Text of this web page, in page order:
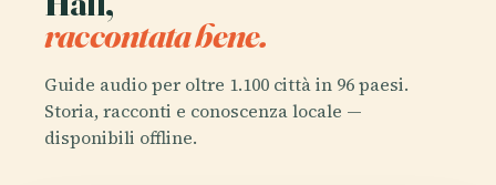
raccontata bene.
Guide audio per oltre 1.100 città in 96 paesi.
Storia, racconti e conoscenza locale —
disponibili offline.